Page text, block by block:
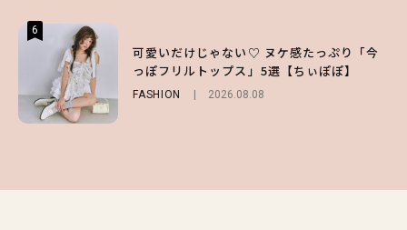
6
可愛いだけじゃない♡ ヌケ感たっぷり「今
っぽフリルトップス」5選【ちぃぽぽ】
FASHION 2026.08.08
6
【スタバ】約160通りのカスタマイズができ
る⁉ 39店舗限定『My フルーツ³ フラペチー
ノ®』を徹底レポ♡
6
【GU】夏の“主役級”アイテム決定！ヘルシ
ー＆可愛すぎる「大人の肌見せ」トップス3
選